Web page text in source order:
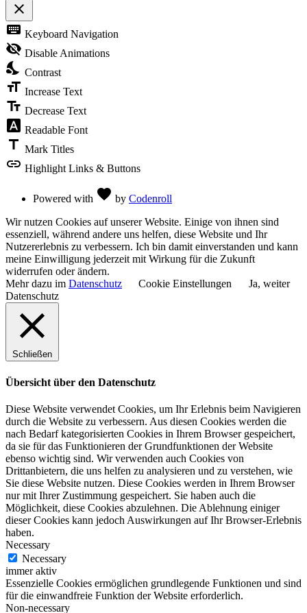
close
Toggle
the
visibility
of
Accessibility
Toolbar
keyboard Keyboard Navigation
visibility_off Disable Animations
nights_stay Contrast
format_size Increase Text
text_fields Decrease Text
font_download Readable Font
title Mark Titles
link Highlight Links & Buttons
Powered with favorite by Codenroll
Wir nutzen Cookies auf unserer Website. Einige von ihnen sind
essenziell, während andere uns helfen, diese Website und Ihr
Nutzererlebnis zu verbessern. Ich bin damit einverstanden und kann
meine Einwilligung jederzeit mit Wirkung für die Zukunft
widerrufen oder ändern.
Mehr dazu im Datenschutz Cookie Einstellungen
Ja, weiter
Datenschutz
Schließen
Übersicht über den Datenschutz
Diese Website verwendet Cookies, um Ihr Erlebnis beim Navigieren
durch die Website zu verbessern. Aus diesen Cookies werden die
nach Bedarf kategorisierten Cookies in Ihrem Browser gespeichert,
da sie für das Funktionieren der Grundfunktionen der Website
ebenso wichtig sind. Wir verwenden auch Cookies von
Drittanbietern, die uns helfen zu analysieren und zu verstehen, wie
Sie diese Website nutzen. Diese Cookies werden in Ihrem Browser
nur mit Ihrer Zustimmung gespeichert. Sie haben auch die
Möglichkeit, diese Cookies abzulehnen. Die Ablehnung einiger
dieser Cookies kann jedoch Auswirkungen auf Ihr Browser-Erlebnis
haben.
Necessary
Necessary
immer aktiv
Essenzielle Cookies ermöglichen grundlegende Funktionen und sind
für die einwandfreie Funktion der Website erforderlich.
Non-necessary